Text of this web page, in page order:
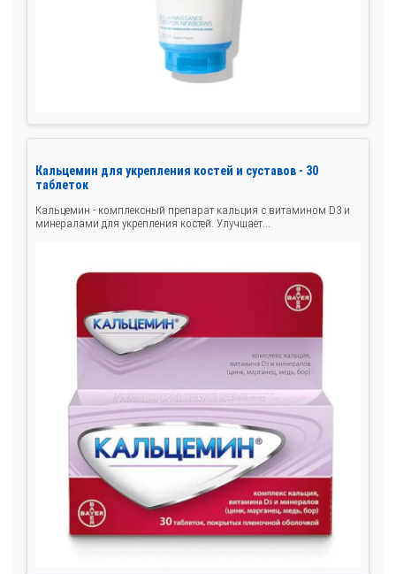
Кальцемин для укрепления костей и суставов - 30
таблеток
Кальцемин - комплексный препарат кальция с витамином D3 и
минералами для укрепления костей. Улучшает...